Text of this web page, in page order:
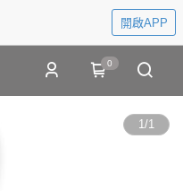
開啟APP
0
1/1